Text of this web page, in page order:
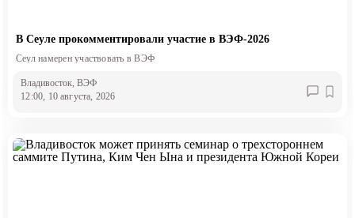
В Сеуле прокомментировали участие в ВЭФ-2026
Сеул намерен участвовать в ВЭФ
Владивосток, ВЭФ
12:00, 10 августа, 2026